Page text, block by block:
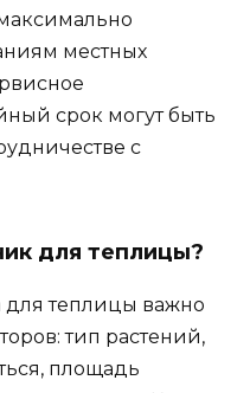
местных
срок могут быть
с
для теплицы?
теплицы важно
тип растений,
площадь